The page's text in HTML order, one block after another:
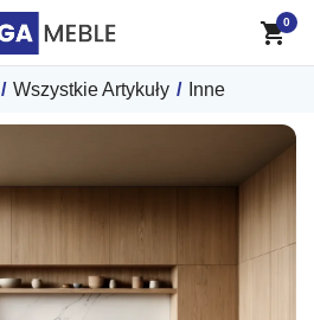
/ Wszystkie Artykuły / Inne
0